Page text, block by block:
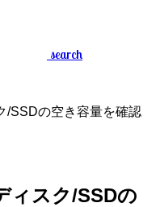
search
/SSDの空き容量を確認
ィスク/SSDの